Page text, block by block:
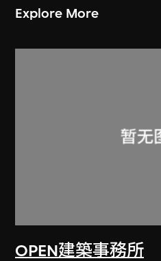
Explore More
OPEN建築事務所